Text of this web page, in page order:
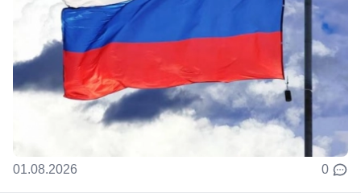
01.08.2026 0